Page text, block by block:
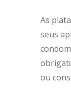
As
seus
ou